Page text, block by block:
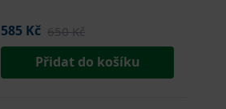
585 Kč 650 Kč
Přidat do košíku